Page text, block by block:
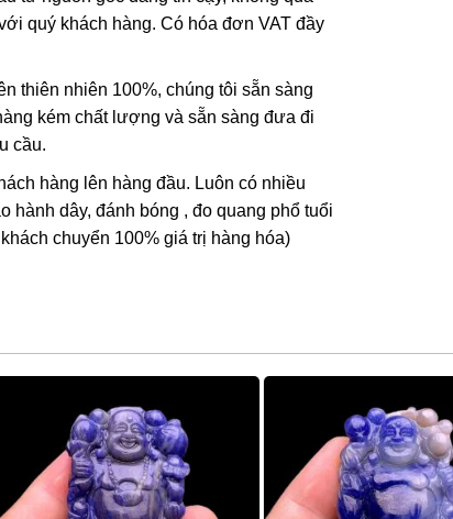
quý khách hàng. Có hóa đơn VAT đầy
thiên nhiên 100%, chúng tôi sẵn sàng
kém chất lượng và sẵn sàng đưa đi
cầu.
hàng lên hàng đầu. Luôn có nhiều
hành dây, đánh bóng , đo quang phổ tuổi
chuyển 100% giá trị hàng hóa)